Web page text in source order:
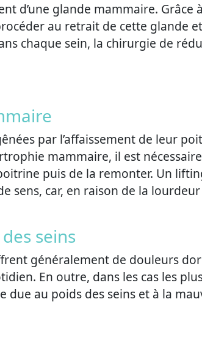
d’une glande mammaire. Grâce
au retrait de cette glande
chaque sein, la chirurgie de
par l’affaissement de leur
mammaire, il est
puis de la remonter. Un
sens, car, en raison de la
seins
généralement de douleurs
En outre, dans les cas les
au poids des seins et à la